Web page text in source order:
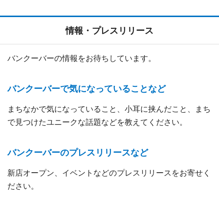
情報・プレスリリース
バンクーバーの情報をお待ちしています。
バンクーバーで気になっていることなど
まちなかで気になっていること、小耳に挟んだこと、まち
で見つけたユニークな話題などを教えてください。
バンクーバーのプレスリリースなど
新店オープン、イベントなどのプレスリリースをお寄せく
ださい。